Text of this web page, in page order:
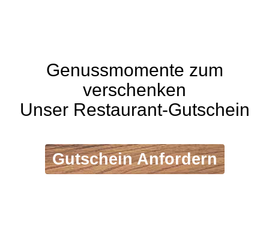
Genussmomente zum
verschenken
Unser Restaurant-Gutschein
Gutschein Anfordern